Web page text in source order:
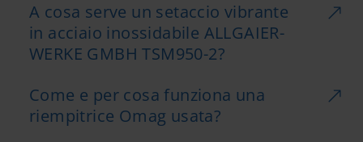
A cosa serve un setaccio vibrante
in acciaio inossidabile ALLGAIER-
WERKE GMBH TSM950-2?
Come e per cosa funziona una
riempitrice Omag usata?